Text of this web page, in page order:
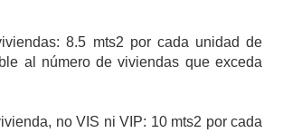
8.5 mts2 por cada unidad de
al número de viviendas que exceda
no VIS ni VIP: 10 mts2 por cada